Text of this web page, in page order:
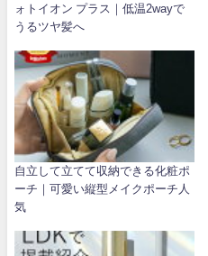
ォトイオン プラス｜低温2wayで
うるツヤ髪へ
自立して立てて収納できる化粧ポ
ーチ｜可愛い縦型メイクポーチ人
気